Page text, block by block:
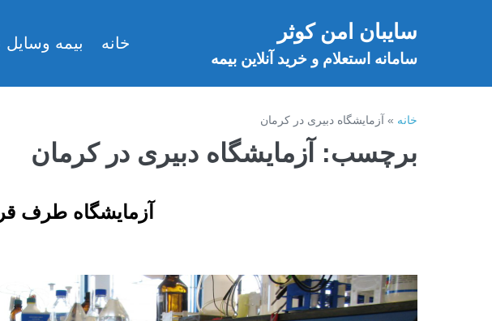
سایبان امن کوثر
سامانه استعلام و خرید آنلاین بیمه
خانه بیمه وسایل
خانه » آزمایشگاه دبیری در کرمان
برچسب: آزمایشگاه دبیری در کرمان
آزمایشگاه طرف
آزمایشگاه
طرف